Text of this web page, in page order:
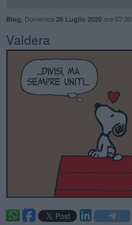
Blog Domenica 26 Luglio 2020ore 07:30
Valdera